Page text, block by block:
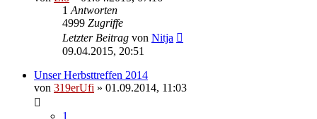
1 Antworten
4999 Zugriffe
Letzter Beitrag von Nitja
09.04.2015, 20:51
Unser Herbsttreffen 2014
von 319erUfi » 01.09.2014, 11:03
1